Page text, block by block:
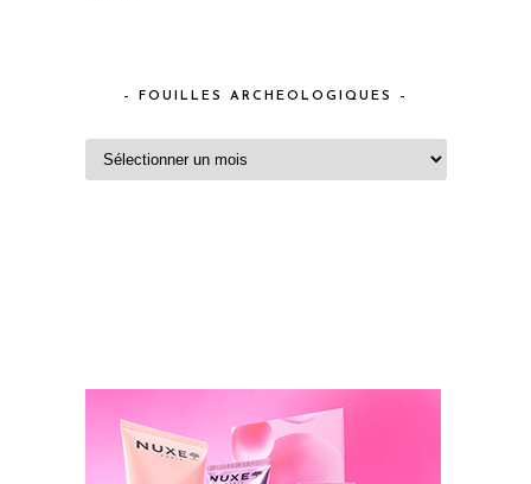
– FOUILLES ARCHEOLOGIQUES –